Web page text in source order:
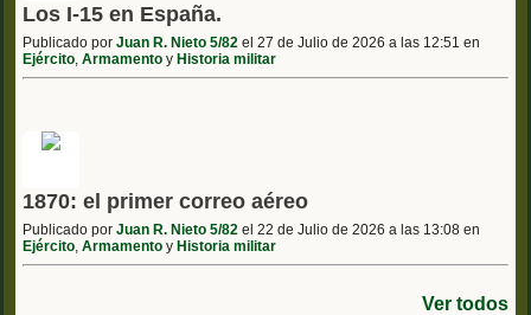
Los I-15 en España.
Publicado por Juan R. Nieto 5/82 el 27 de Julio de 2026 a las 12:51 en
Ejército, Armamento y Historia militar
1870: el primer correo aéreo
Publicado por Juan R. Nieto 5/82 el 22 de Julio de 2026 a las 13:08 en
Ejército, Armamento y Historia militar
Ver todos